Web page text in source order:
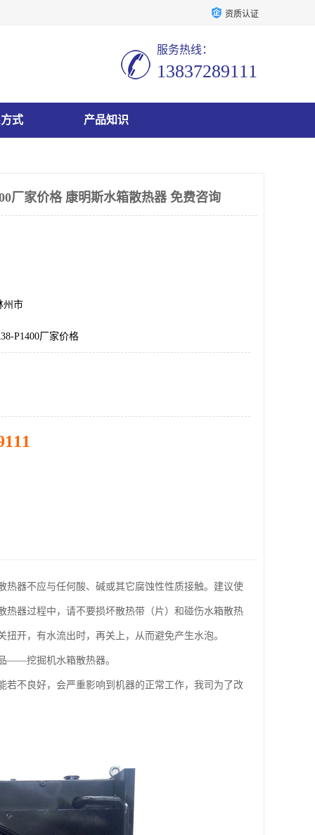
资质认证
服务热线：
13837289111
式 产品知识
厂家价格 康明斯水箱散热器 免费咨询
州市
P1400厂家价格
器不应与任何酸、碱或其它腐蚀性性质接触。建议使
器过程中，请不要损坏散热带（片）和碰伤水箱散热
开，有水流出时，再关上，从而避免产生水泡。
——挖掘机水箱散热器。
不良好，会严重影响到机器的正常工作，我司为了改